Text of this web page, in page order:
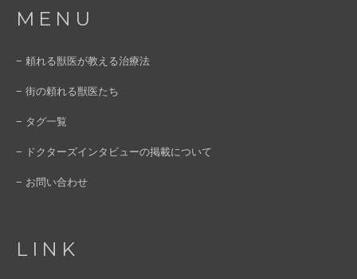
MENU
− 頼れる獣医が教える治療法
− 街の頼れる獣医たち
− タグ一覧
− ドクターズインタビューの掲載について
− お問い合わせ
LINK